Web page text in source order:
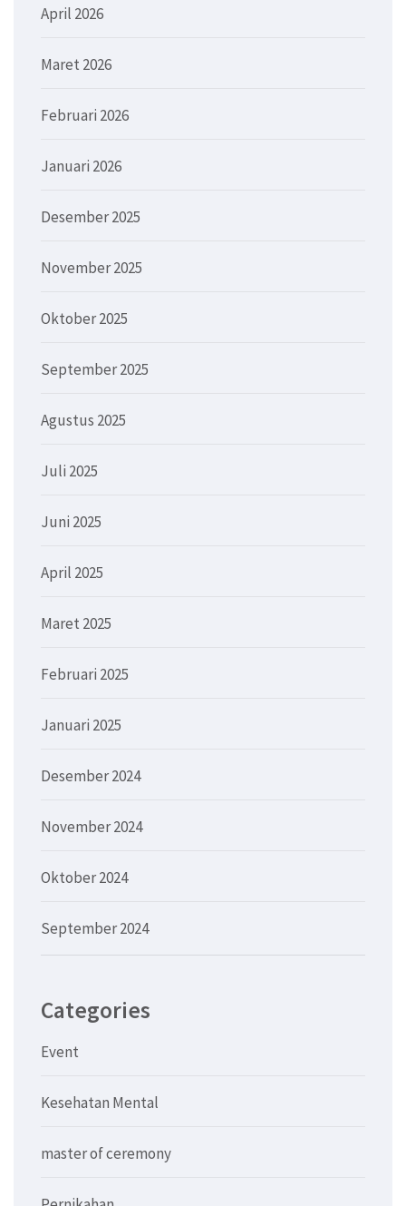
April 2026
Maret 2026
Februari 2026
Januari 2026
Desember 2025
November 2025
Oktober 2025
September 2025
Agustus 2025
Juli 2025
Juni 2025
April 2025
Maret 2025
Februari 2025
Januari 2025
Desember 2024
November 2024
Oktober 2024
September 2024
Categories
Event
Kesehatan Mental
master of ceremony